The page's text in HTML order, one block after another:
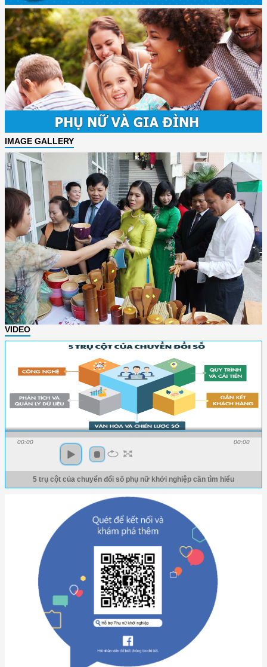
IMAGE GALLERY
VIDEO
00:00 00:00
5 trụ cột của chuyển đổi số phụ nữ khởi nghiệp cần tìm hiểu